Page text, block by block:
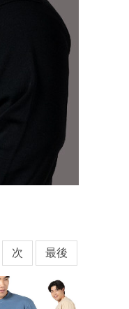
次 最後